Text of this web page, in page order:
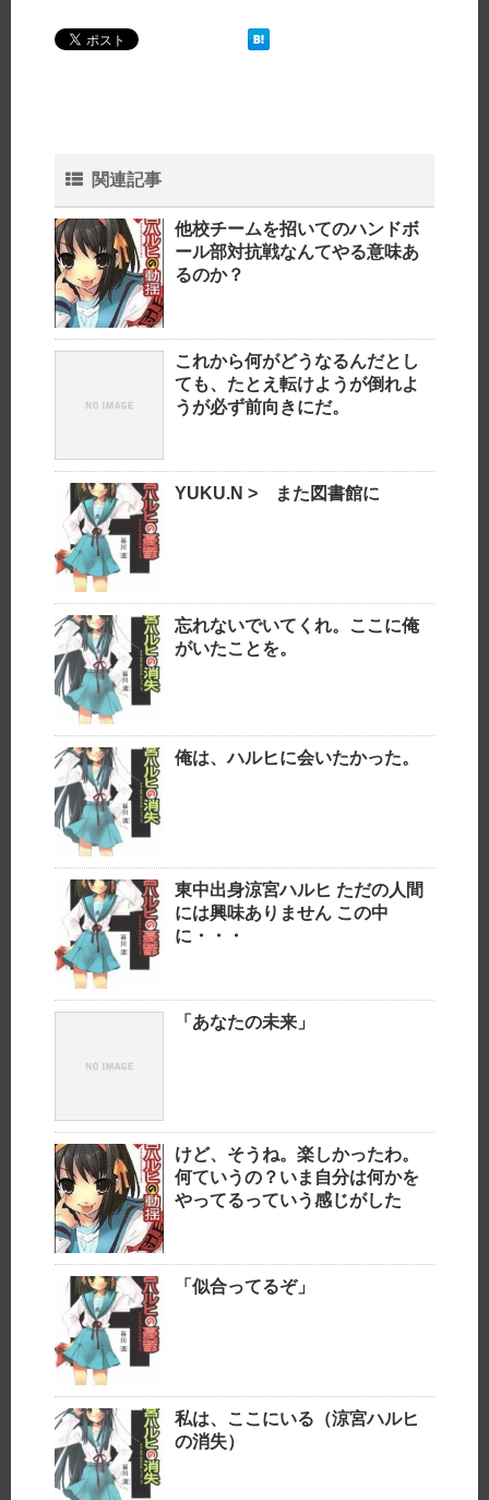
関連記事
他校チームを招いてのハンドボ
ール部対抗戦なんてやる意味あ
るのか？
これから何がどうなるんだとし
ても、たとえ転けようが倒れよ
うが必ず前向きにだ。
YUKU.N > また図書館に
忘れないでいてくれ。ここに俺
がいたことを。
俺は、ハルヒに会いたかった。
東中出身涼宮ハルヒ ただの人間
には興味ありません この中
に・・・
「あなたの未来」
けど、そうね。楽しかったわ。
何ていうの？いま自分は何かを
やってるっていう感じがした
「似合ってるぞ」
私は、ここにいる（涼宮ハルヒ
の消失）